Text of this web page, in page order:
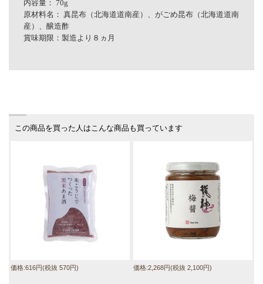
内容量： 70g
原材料名： 真昆布（北海道道南産）、がごめ昆布（北海道道南
産）、醸造酢
賞味期限：製造より８ヵ月
この商品を買った人はこんな商品も買っています
価格:616円(税抜 570円) 価格:2,268円(税抜 2,100円)